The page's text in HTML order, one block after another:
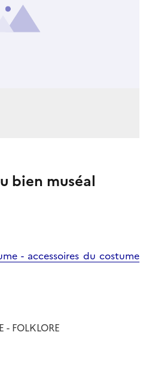
bien muséal
- accessoires du costume
- FOLKLORE